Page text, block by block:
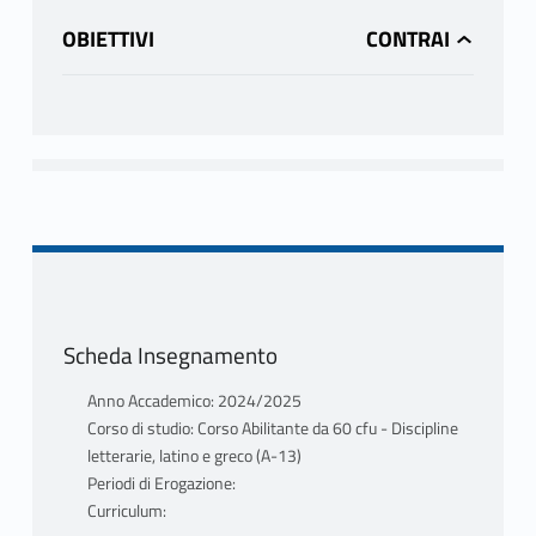
OBIETTIVI
Scheda Insegnamento
Anno Accademico: 2024/2025
Corso di studio: Corso Abilitante da 60 cfu - Discipline
letterarie, latino e greco (A-13)
Periodi di Erogazione:
Curriculum: